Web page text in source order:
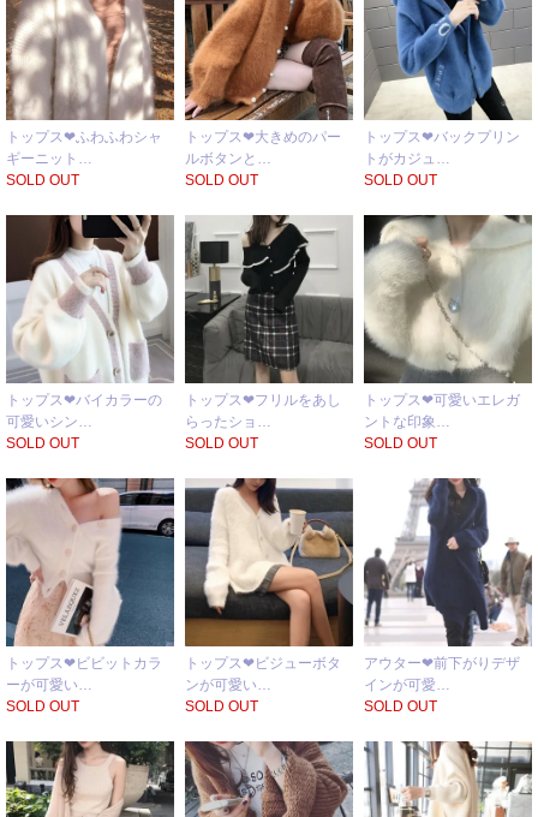
トップス❤ふわふわシャ
ギーニット…
SOLD OUT
トップス❤大きめのパー
ルボタンと…
SOLD OUT
トップス❤バックプリン
トがカジュ…
SOLD OUT
トップス❤バイカラーの
可愛いシン…
SOLD OUT
トップス❤フリルをあし
らったショ…
SOLD OUT
トップス❤可愛いエレガ
ントな印象…
SOLD OUT
トップス❤ビビットカラ
ーが可愛い…
SOLD OUT
トップス❤ビジューボタ
ンが可愛い…
SOLD OUT
アウター❤前下がりデザ
インが可愛…
SOLD OUT